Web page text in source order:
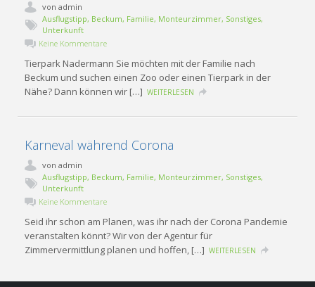
vonadmin
Ausflugstipp, Beckum, Familie, Monteurzimmer, Sonstiges,
Unterkunft
Keine Kommentare
Tierpark Nadermann Sie möchten mit der Familie nach
Beckum und suchen einen Zoo oder einen Tierpark in der
Nähe? Dann können wir […] WEITERLESEN
Karneval während Corona
vonadmin
Ausflugstipp, Beckum, Familie, Monteurzimmer, Sonstiges,
Unterkunft
Keine Kommentare
Seid ihr schon am Planen, was ihr nach der Corona Pandemie
veranstalten könnt? Wir von der Agentur für
Zimmervermittlung planen und hoffen, […] WEITERLESEN